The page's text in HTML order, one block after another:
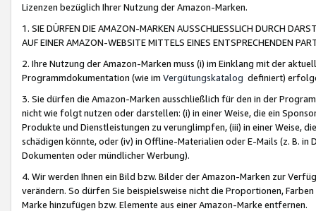
Lizenzen bezüglich Ihrer Nutzung der Amazon-Marken.
1. SIE DÜRFEN DIE AMAZON-MARKEN AUSSCHLIESSLICH DURCH
AUF EINER AMAZON-WEBSITE MITTELS EINES ENTSPRECHENDEN
2. Ihre Nutzung der Amazon-Marken muss (i) im Einklang mit der
Programmdokumentation (wie im Vergütungskatalog definiert)
3. Sie dürfen die Amazon-Marken ausschließlich für den in der
nicht wie folgt nutzen oder darstellen: (i) in einer Weise, die ein
Produkte und Dienstleistungen zu verunglimpfen, (iii) in einer Weise,
schädigen könnte, oder (iv) in Offline-Materialien oder E-Mails (z. B. in
Dokumenten oder mündlicher Werbung).
4. Wir werden Ihnen ein Bild bzw. Bilder der Amazon-Marken zur
verändern. So dürfen Sie beispielsweise nicht die Proportionen,
Marke hinzufügen bzw. Elemente aus einer Amazon-Marke entfernen.